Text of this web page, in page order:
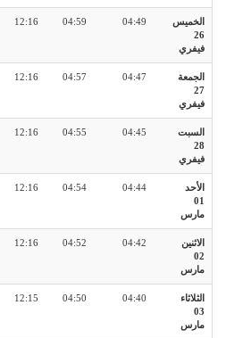
الخميس
26
فيفري
04:49
04:59
12:16
الجمعة
27
فيفري
04:47
04:57
12:16
السبت
28
فيفري
04:45
04:55
12:16
الأحد
01
مارس
04:44
04:54
12:16
الاثنين
02
مارس
04:42
04:52
12:16
الثلاثاء
03
مارس
04:40
04:50
12:15